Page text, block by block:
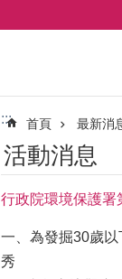
::: 首頁 最新消
活動消息
行政院環境保護署
一、為發掘30歲
秀